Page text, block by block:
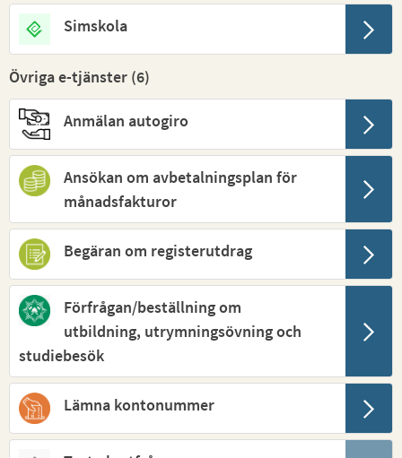
Simskola
Övriga e-tjänster (6)
Anmälan autogiro
Ansökan om avbetalningsplan för
månadsfakturor
Begäran om registerutdrag
Förfrågan/beställning om
utbildning, utrymningsövning och
studiebesök
Lämna kontonummer